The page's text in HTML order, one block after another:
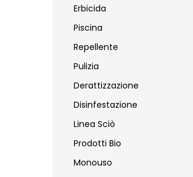
Erbicida
Piscina
Repellente
Pulizia
Derattizzazione
Disinfestazione
Linea Sciò
Prodotti Bio
Monouso